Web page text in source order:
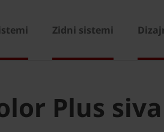
Zidni sistemi
Plus siva